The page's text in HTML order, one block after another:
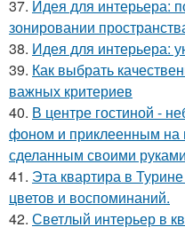
37. Идея для интерьера:
зонировании
38. Идея для интерьера:
39. Как выбрать
важных критериев
40. В центре гостиной -
фоном и приклеенным на
сделанным своими
41. Эта квартира в
цветов и воспоминаний.
42. Светлый интерьер в